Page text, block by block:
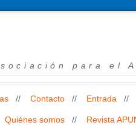
para el
// Contacto // Entrada //
Quiénes somos // Revista